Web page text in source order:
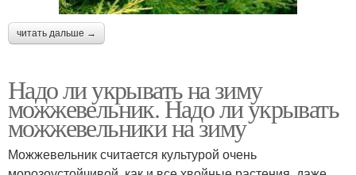
читать дальше →
Надо ли укрывать на зиму
можжевельник. Надо ли укрывать
можжевельники на зиму
Можжевельник считается культурой очень